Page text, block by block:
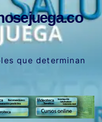
que determinan